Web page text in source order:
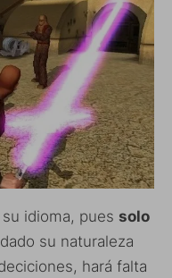
idioma, pues solo
su naturaleza
hará falta